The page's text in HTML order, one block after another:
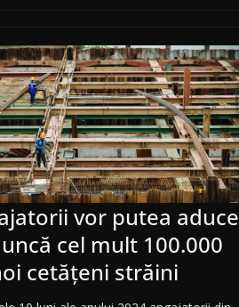
vor putea aduce
cel mult 100.000
cetăţeni străini